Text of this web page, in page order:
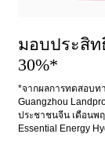
เกราะป้อง
*จากผลการทดสอบท
Guangzhou
ประชาชนจีน เดือนพ
ใช้เพียง ULTIMUNE
ฟื้นบำรุงผิว
เร็วขึ้น 2 เท่
*จากผลการทดสอบท
Guangzhou
ประชาชนจีน เดือนพ
ใช้เพียง VITAL
มอบประสิ
30%*
*จากผลการทดสอบท
Guangzhou
ประชาชนจีน เดือนพ
Essential Energy